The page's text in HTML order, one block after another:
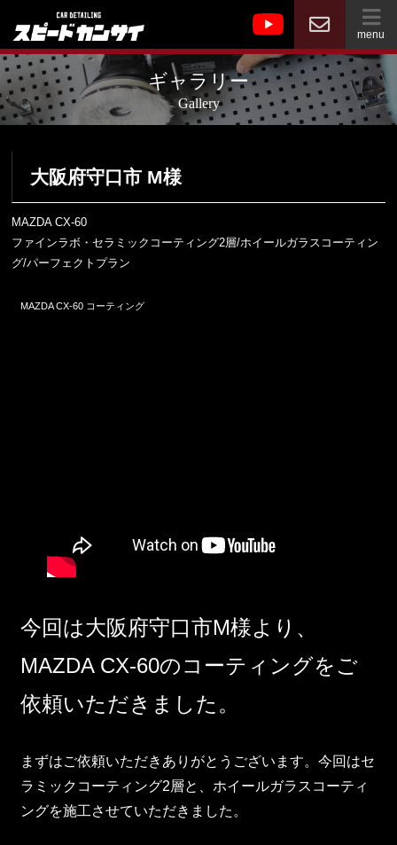
menu
ギャラリー
Gallery
大阪府守口市 M様
MAZDA CX-60
ファインラボ・セラミックコーティング2層/ホイールガラスコーティン
グ/パーフェクトプラン
MAZDA CX-60 コーティング
今回は大阪府守口市M様より、
MAZDA CX-60のコーティングをご
依頼いただきました。
まずはご依頼いただきありがとうございます。今回はセ
ラミックコーティング2層と、ホイールガラスコーティ
ングを施工させていただきました。